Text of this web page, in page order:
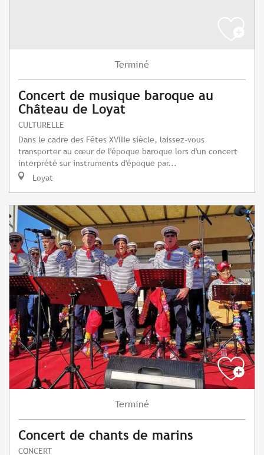
Terminé
Concert de musique baroque au
Château de Loyat
CULTURELLE
Dans le cadre des Fêtes XVIIIe siècle, laissez-vous
transporter au cœur de l'époque baroque lors d'un concert
interprété sur instruments d'époque par...
Loyat
Terminé
Concert de chants de marins
CONCERT